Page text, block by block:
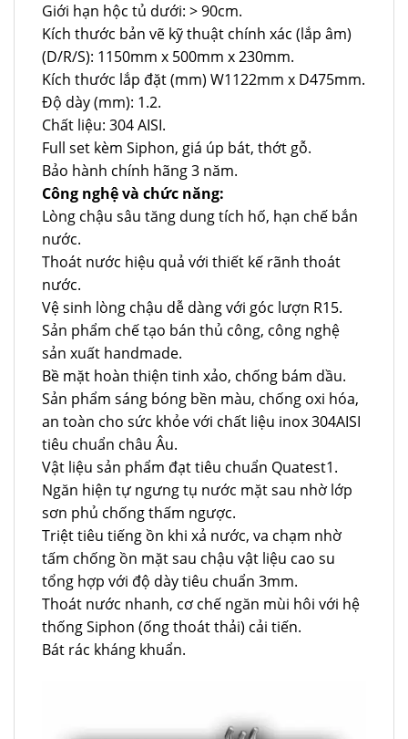
Giới hạn hộc tủ dưới: > 90cm.
Kích thước bản vẽ kỹ thuật chính xác (lắp âm)
(D/R/S): 1150mm x 500mm x 230mm.
Kích thước lắp đặt (mm) W1122mm x D475mm.
Độ dày (mm): 1.2.
Chất liệu: 304 AISI.
Full set kèm Siphon, giá úp bát, thớt gỗ.
Bảo hành chính hãng 3 năm.
Công nghệ và chức năng:
Lòng chậu sâu tăng dung tích hố, hạn chế bắn
nước.
Thoát nước hiệu quả với thiết kế rãnh thoát
nước.
Vệ sinh lòng chậu dễ dàng với góc lượn R15.
Sản phẩm chế tạo bán thủ công, công nghệ
sản xuất handmade.
Bề mặt hoàn thiện tinh xảo, chống bám dầu.
Sản phẩm sáng bóng bền màu, chống oxi hóa,
an toàn cho sức khỏe với chất liệu inox 304AISI
tiêu chuẩn châu Âu.
Vật liệu sản phẩm đạt tiêu chuẩn Quatest1.
Ngăn hiện tự ngưng tụ nước mặt sau nhờ lớp
sơn phủ chống thấm ngược.
Triệt tiêu tiếng ồn khi xả nước, va chạm nhờ
tấm chống ồn mặt sau chậu vật liệu cao su
tổng hợp với độ dày tiêu chuẩn 3mm.
Thoát nước nhanh, cơ chế ngăn mùi hôi với hệ
thống Siphon (ống thoát thải) cải tiến.
Bát rác kháng khuẩn.